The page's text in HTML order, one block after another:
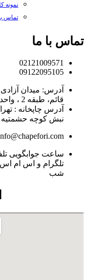
نمونه
تماس
تماس با ما
02121009571
09122095105
آدرس: میدان
قائم، طبقه 2 ، واحد 547
آدرس چاپخانه :
نبش کوچه حشمتیه تلفن :
شب